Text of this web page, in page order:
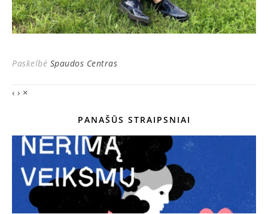
Paskelbė Spaudos Centras
‹ › ×
PANAŠŪS STRAIPSNIAI